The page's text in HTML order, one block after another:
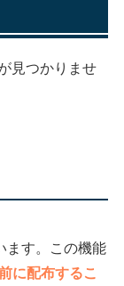
見つかりませ
ます。この機能
に配布するこ